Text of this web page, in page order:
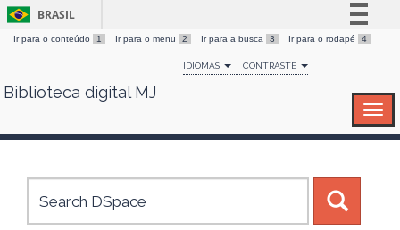
Skip
BRASIL
Simplifique!
Comunica BR
Canais
Ir para o conteúdo 1 Ir para o menu 2 Ir para a busca 3 Ir para o rodapé 4
IDIOMAS CONTRASTE
Biblioteca digital MJ